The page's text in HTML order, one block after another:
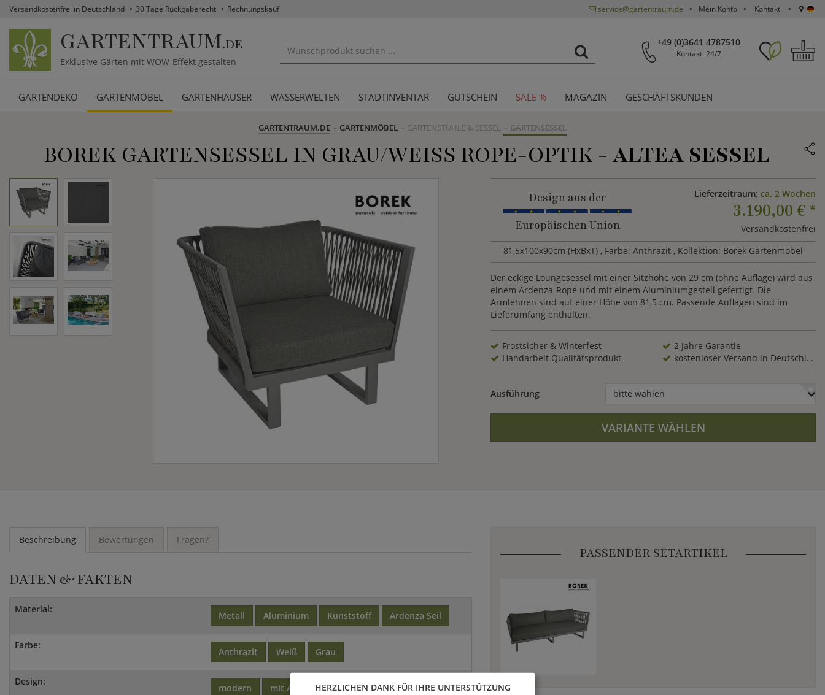
Versandkostenfrei in Deutschland 30 Tage Rückgaberecht Rechnungskauf service@gartentraum.de Mein Konto Kontakt
GARTENTRAUM.DE
Exklusive Gärten mit WOW-Effekt gestalten
+49 (0)3641 4787510
Kontakt: 24/7
GARTENDEKO GARTENMÖBEL GARTENHÄUSER WASSERWELTEN STADTINVENTAR GUTSCHEIN SALE % MAGAZIN GESCHÄFTSKUNDEN
GARTENTRAUM.DE GARTENMÖBEL GARTENSTÜHLE & SESSEL GARTENSESSEL
BOREK GARTENSESSEL IN GRAU/WEISS ROPE-OPTIK - ALTEA SESSEL
Design aus der
Europäischen Union
Lieferzeitraum: ca. 2 Wochen
3.190,00 € *
Versandkostenfrei
81,5x100x90cm (HxBxT) , Farbe: Anthrazit , Kollektion: Borek Gartenmöbel
Der eckige Loungesessel mit einer Sitzhöhe von 29 cm (ohne Auflage) wird aus
einem Ardenza-Rope und mit einem Aluminiumgestell gefertigt. Die
Armlehnen sind auf einer Höhe von 81,5 cm. Passende Auflagen sind im
Lieferumfang enthalten.
Frostsicher & Winterfest
2 Jahre Garantie
Handarbeit Qualitätsprodukt
kostenloser Versand in Deutschland
Ausführung bitte wählen
VARIANTE WÄHLEN
Beschreibung Bewertungen Fragen?
DATEN & FAKTEN
Material:
Metall Aluminium Kunststoff Ardenza Seil
Farbe:
Anthrazit Weiß Grau
Design:
modern mit Armlehne mit Rückenlehne
PASSENDER SETARTIKEL
HERZLICHEN DANK FÜR IHRE UNTERSTÜTZUNG